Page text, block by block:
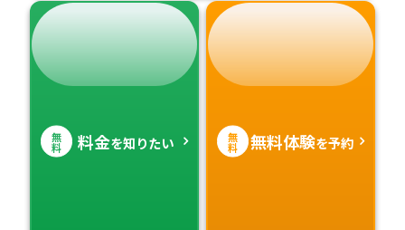
無
料 料金を知りたい 無
料 無料体験を予約